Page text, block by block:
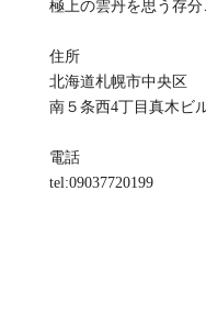
極上の雲丹を思う存分
住所
北海道札幌市中央区
南５条西4丁目真木ビ
電話
tel:09037720199